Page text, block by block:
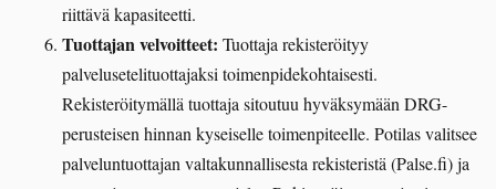
riittävä kapasiteetti.
Tuottajan velvoitteet: Tuottaja rekisteröityy
palvelusetelituottajaksi toimenpidekohtaisesti.
Rekisteröitymällä tuottaja sitoutuu hyväksymään DRG-
perusteisen hinnan kyseiselle toimenpiteelle. Potilas valitsee
palveluntuottajan valtakunnallisesta rekisteristä (Palse.fi) ja